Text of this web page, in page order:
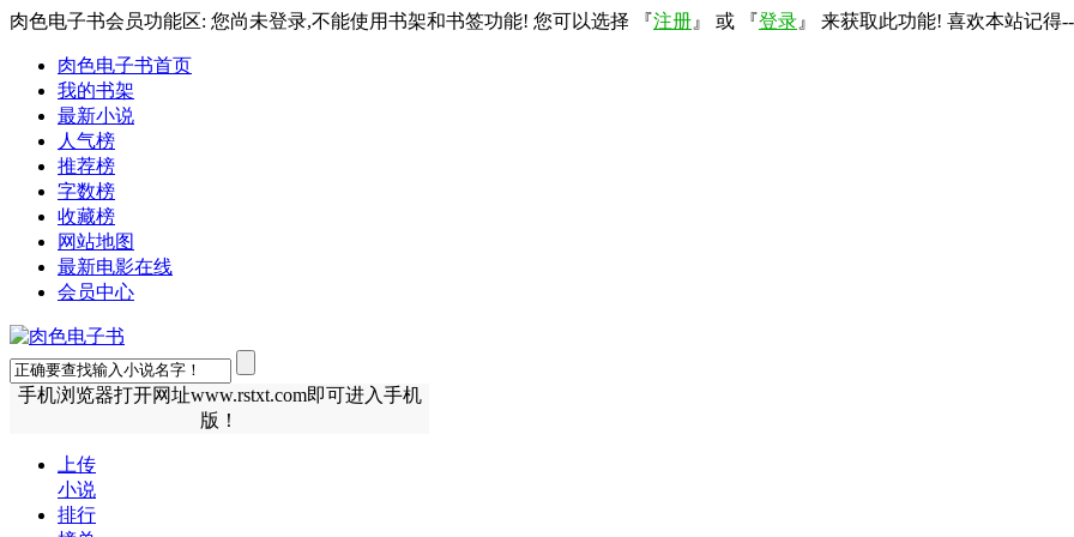
肉色电子书会员功能区: 您尚未登录,不能使用书架和书签功能! 您可以选择 『注册 』 或 『登录 』 来获取此功能! 喜欢本站记得
肉色电子书首页
我的书架
最新小说
人气榜
推荐榜
字数榜
收藏榜
网站地图
最新电影在线
会员中心
手机浏览器打开网址www.rstxt.com即可进入手机
版！
上传
小说
排行